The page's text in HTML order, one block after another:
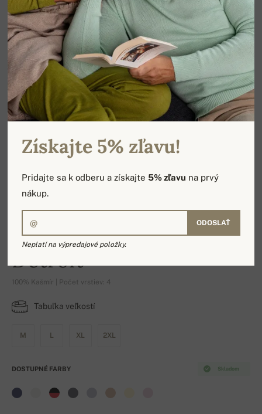
Detroit
100% Kašmír | Počet vrstiev: 4
Tabuľka veľkostí
M L XL 2XL
Skladom
DOSTUPNÉ FARBY
Získajte 5% zľavu!
Pridajte sa k odberu a získajte5% zľavu na prvý
nákup.
ODOSLAŤ
Neplatí na výpredajové položky.